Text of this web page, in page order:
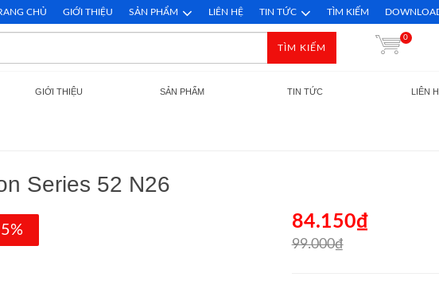
CHỦ GIỚI THIỆU SẢN PHẨM LIÊN HỆ TIN TỨC TÌM KIẾM
TÌM KIẾM
0
GIỚI THIỆU SẢN PHẨM TIN TỨC LIÊN
Series 52 N26
84.150₫
99.000₫